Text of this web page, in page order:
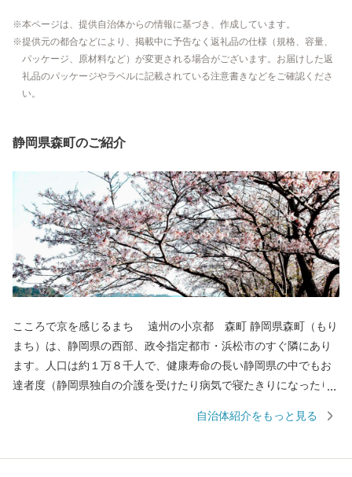
本ページは、提供自治体からの情報に基づき、作成しています。
提供元の都合などにより、掲載中に予告なく返礼品の仕様（規格、容量、
パッケージ、原材料など）が変更される場合がございます。お届けした返
礼品のパッケージやラベルに記載されている注意書きなどをご確認くださ
い。
静岡県森町のご紹介
こころで京を感じるまち 遠州の小京都 森町 静岡県森町（もり
まち）は、静岡県の西部、政令指定都市・浜松市のすぐ隣にあり
ます。人口は約１万８千人で、健康寿命の長い静岡県の中でもお
達者度（静岡県独自の介護を受けたり病気で寝たきりになったり
自治体紹介をもっと見る